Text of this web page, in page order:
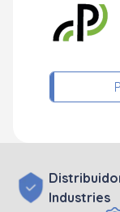
Industries